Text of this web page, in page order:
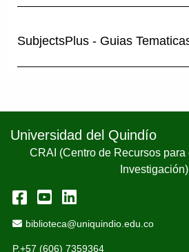
SubjectsPlus - Guias
Universidad del Quindío
CRAI (Centro de Recursos
Investigación)
Facebook
YouTube
LinkedIn
Email Address
biblioteca@uniquindio.edu.co
P.+57 (606) 7359364